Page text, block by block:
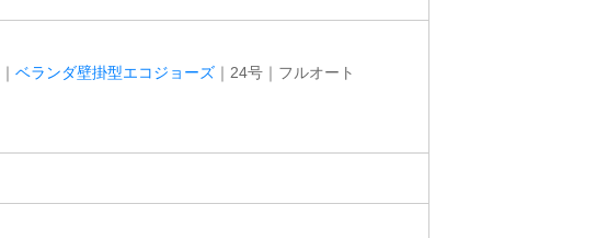
｜ ベランダ壁掛型エコジョーズ ｜24号｜フルオート